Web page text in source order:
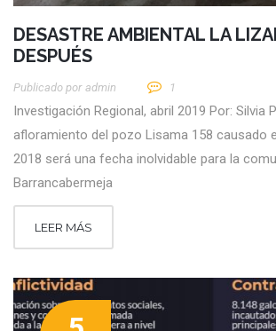
DESASTRE AMBIENTAL LA
DESPUÉS
Publicado por Admin 1
Investigación Regional, abril 2019 Por: Silvia
afloramiento del pozo Lisama 158 causado
2018 será una fecha inolvidable para la
Barrancabermeja
LEER MÁS